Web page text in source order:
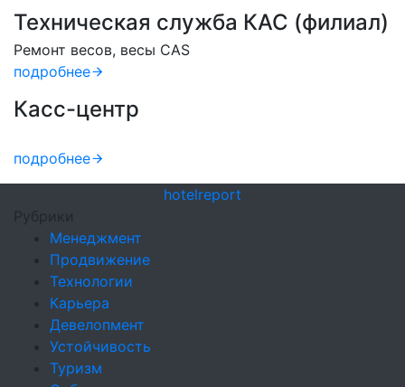
Техническая служба КАС (филиал)
Ремонт весов, весы CAS
подробнее
Касс-центр
подробнее
hotelreport
Рубрики
Менеджмент
Продвижение
Технологии
Карьера
Девелопмент
Устойчивость
Туризм